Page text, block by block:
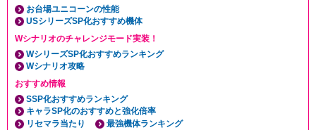
お台場ユニコーンの性能
USシリーズSP化おすすめ機体
Wシナリオのチャレンジモード実装！
WシリーズSP化おすすめランキング
Wシナリオ攻略
おすすめ情報
SSP化おすすめランキング
キャラSP化のおすすめと強化倍率
リセマラ当たり
最強機体ランキング